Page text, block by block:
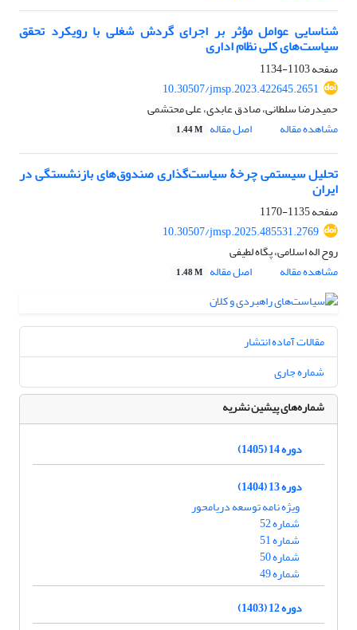
شناسایی عوامل مؤثر بر اجرای گردش شغلی با رویکرد تحقق
سیاست‌های کلی نظام اداری
صفحه1103-1134
10.30507/jmsp.2023.422645.2651
حمیدرضا سلطانی، صادق عابدی، علی محتشمی
مشاهده مقاله
اصل مقاله 1.44 M
تحلیل سیستمی چرخۀ سیاست‌گذاری صندوق‌های بازنشستگی در
ایران
صفحه1135-1170
10.30507/jmsp.2025.485531.2769
روح اله اسلامی، پگاه لطیفی
مشاهده مقاله
اصل مقاله 1.48 M
مقالات آماده انتشار
شماره جاری
شماره‌های پیشین نشریه
دوره 14 (1405)
دوره 13 (1404)
ویژه نامه توسعه دریامحور
شماره 52
شماره 51
شماره 50
شماره 49
دوره 12 (1403)